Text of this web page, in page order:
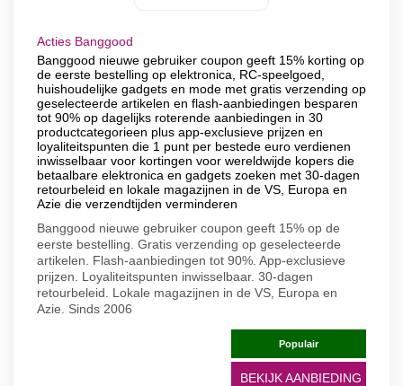
Acties Banggood
Banggood nieuwe gebruiker coupon geeft 15% korting op
de eerste bestelling op elektronica, RC-speelgoed,
huishoudelijke gadgets en mode met gratis verzending op
geselecteerde artikelen en flash-aanbiedingen besparen
tot 90% op dagelijks roterende aanbiedingen in 30
productcategorieen plus app-exclusieve prijzen en
loyaliteitspunten die 1 punt per bestede euro verdienen
inwisselbaar voor kortingen voor wereldwijde kopers die
betaalbare elektronica en gadgets zoeken met 30-dagen
retourbeleid en lokale magazijnen in de VS, Europa en
Azie die verzendtijden verminderen
Banggood nieuwe gebruiker coupon geeft 15% op de
eerste bestelling. Gratis verzending op geselecteerde
artikelen. Flash-aanbiedingen tot 90%. App-exclusieve
prijzen. Loyaliteitspunten inwisselbaar. 30-dagen
retourbeleid. Lokale magazijnen in de VS, Europa en
Azie. Sinds 2006
Populair
BEKIJK AANBIEDING